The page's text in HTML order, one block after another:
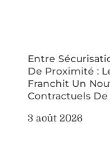
Entre
De Proximité :
Franchit Un
Contractuels De
3 août 2026